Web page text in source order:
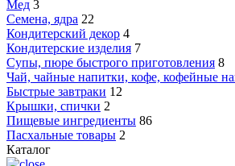
Мед 3
Семена, ядра 22
Кондитерский декор 4
Кондитерские изделия 7
Супы, пюре быстрого приготовления 8
Чай, чайные напитки, кофе, кофейные
Быстрые завтраки 12
Крышки, спички 2
Пищевые ингредиенты 86
Пасхальные товары 2
Каталог